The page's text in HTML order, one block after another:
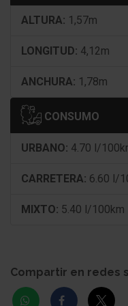
Indicador de las
color (Media Nav)
Airbag
Climatizador
? Filtro de polen
ALTURA: 1,57m
LONGITUD: 4,12m
ANCHURA: 1,78m
CONSUMO
URBANO: 4.70 l/
CARRETERA: 6.60 l/
MIXTO: 5.40 l/100km
Compartir en redes